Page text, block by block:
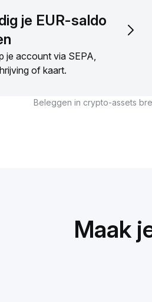
je EUR-saldo
je account via SEPA,
of kaart.
Beleggen in crypto-assets
Maak